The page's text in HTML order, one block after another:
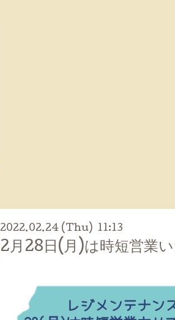
2022.02.24 (Thu) 11:13
2月28日(月)は時短営業